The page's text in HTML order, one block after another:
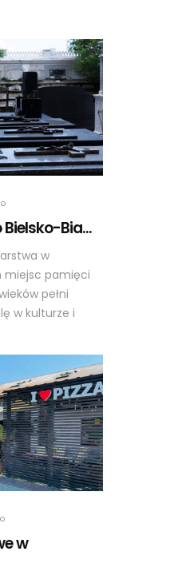
Bia...
w
miejsc pamięci
pełni
w kulturze i
w